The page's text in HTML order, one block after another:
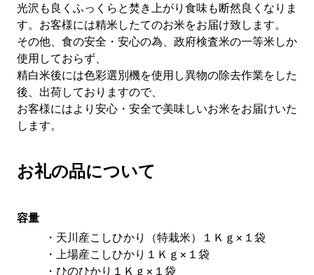
光沢も良くふっくらと焚き上がり食味も断然良くなりま
す。お客様には精米したてのお米をお届け致します。
その他、食の安全・安心の為、政府検査米の一等米しか
使用しておらず、
精白米後には色彩選別機を使用し異物の除去作業をした
後、出荷しておりますので、
お客様にはより安心・安全で美味しいお米をお届けいた
します。
お礼の品について
容量
・天川産こしひかり（特栽米）１Ｋｇ×１袋
・上場産こしひかり１Ｋｇ×１袋
・ひのひかり１Ｋｇ×１袋